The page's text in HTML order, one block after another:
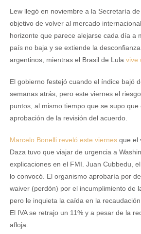
Lew llegó en noviembre a la Secretaría
objetivo de volver al mercado
horizonte que parece alejarse cada día a
país no baja y se extiende la
argentinos, mientras el Brasil de Lula vive
El gobierno festejó cuando el índice bajó
semanas atrás, pero este viernes el
puntos, al mismo tiempo que se supo que
aprobación de la revisión del acuerdo.
Marcelo Bonelli reveló este viernes que el
Daza tuvo que viajar de urgencia a
explicaciones en el FMI. Juan Cubbedu,
lo convocó. El organismo aprobaría por
waiver (perdón) por el incumplimiento de
pero le inquieta la caída en la
El IVA se retrajo un 11% y a pesar de la
afloja.